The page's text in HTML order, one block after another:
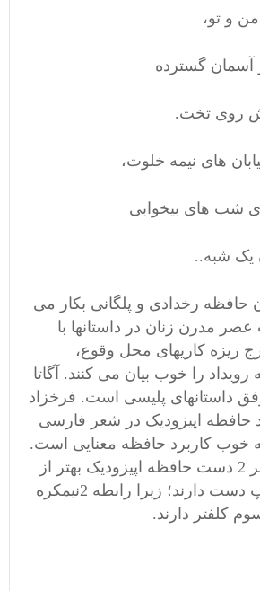
و تو،
گسترده
روی تخت.
های نیمه خلوت،
ی شب های بیخوابی
یک شبه..
حافظه رخدادی و پلگانی بکار می
عصر مدرن زنان در داستانها با
ریزه کاریهای محل وقوع،
را خوب بیان می کنند. آگاتا
داستانهای پلیسی است. فرخزاد
حافظه اپیزودیک در شعر فارسی
خوب کاربرد حافظه معنایی است.
گفته شده افراد هر 2 دست حافظه اپیزودیک بهتر از
افراد راست یا چپ دست دارند؛ زیرا رابطه 2نیمکره
کلفتر دارند.